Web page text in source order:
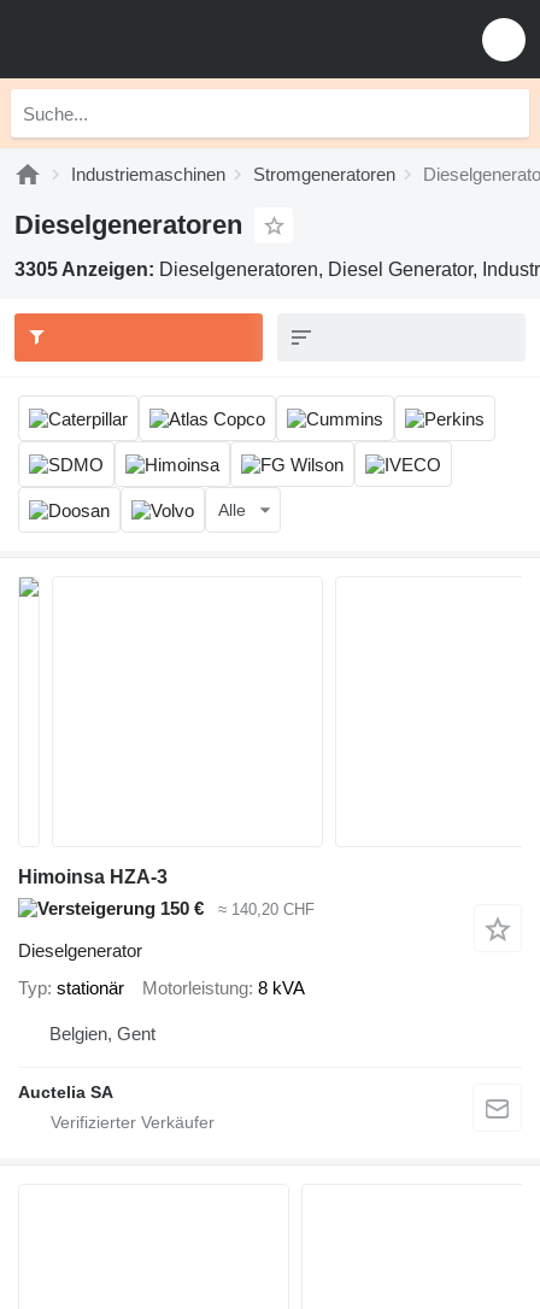
Industriemaschinen Stromgeneratoren
Dieselgeneratoren
3305 Anzeigen: Dieselgeneratoren, Diesel Generator,
Alle
Himoinsa HZA-3
150 €
≈ 140,20 CHF
Dieselgenerator
Typ stationär Motorleistung 8 kVA
Belgien, Gent
Auctelia SA